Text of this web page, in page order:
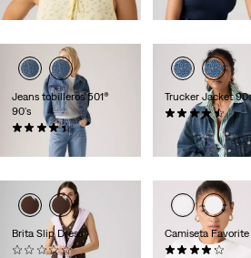
35,00 € 29,00 €
Jeans tobilleros 501®
90's
(334)
120,00 €
Trucker Jacket
(417)
140,00 €
Brita Slip Dress
(0)
Camiseta